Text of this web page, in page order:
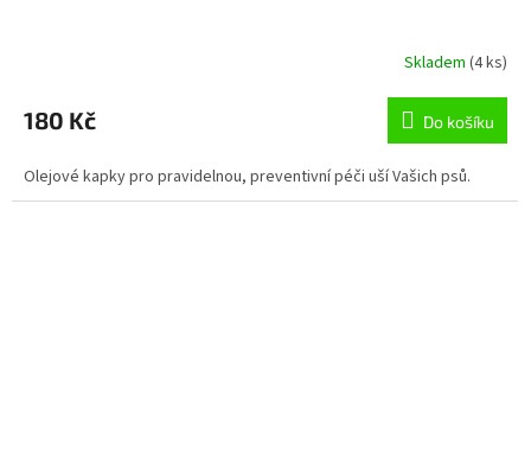
Skladem (4 ks)
180 Kč Do košíku
Olejové kapky pro pravidelnou, preventivní péči uší Vašich psů.